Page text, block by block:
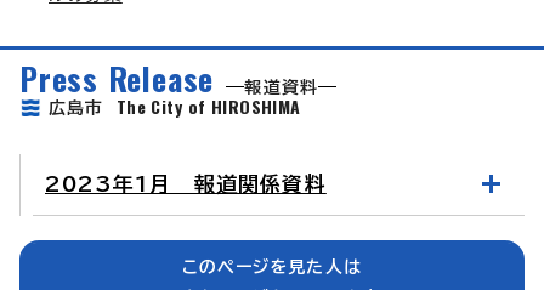
Press Release
報道資料
広島市 The City of HIROSHIMA
2023年1月 報道関係資料
このページを見た人は